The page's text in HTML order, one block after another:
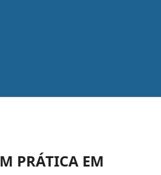
PRÁTICA EM